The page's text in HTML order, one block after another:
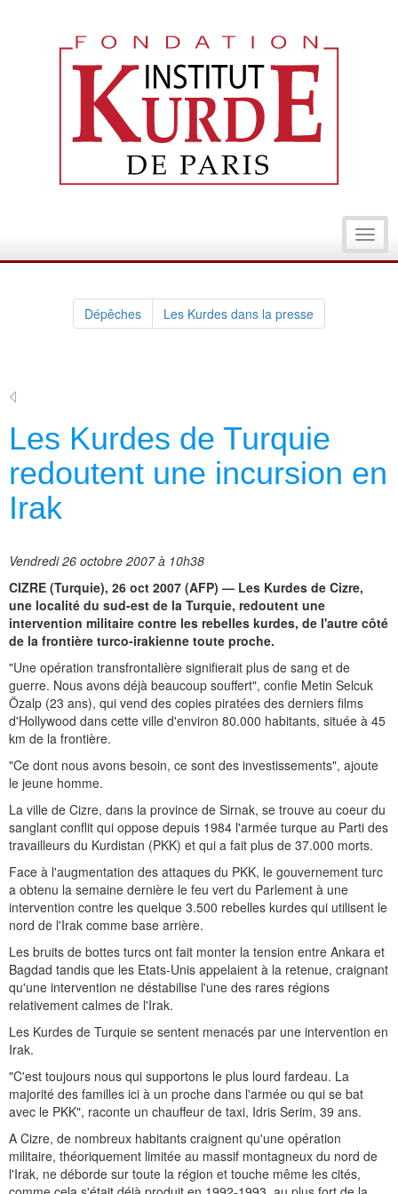
Dépêches Les Kurdes dans la presse
Les Kurdes de Turquie
redoutent une incursion en
Irak
Vendredi 26 octobre 2007 à 10h38
CIZRE (Turquie), 26 oct 2007 (AFP) — Les Kurdes de Cizre,
une localité du sud-est de la Turquie, redoutent une
intervention militaire contre les rebelles kurdes, de l'autre côté
de la frontière turco-irakienne toute proche.
"Une opération transfrontalière signifierait plus de sang et de
guerre. Nous avons déjà beaucoup souffert", confie Metin Selcuk
Özalp (23 ans), qui vend des copies piratées des derniers films
d'Hollywood dans cette ville d'environ 80.000 habitants, située à 45
km de la frontière.
"Ce dont nous avons besoin, ce sont des investissements", ajoute
le jeune homme.
La ville de Cizre, dans la province de Sirnak, se trouve au coeur du
sanglant conflit qui oppose depuis 1984 l'armée turque au Parti des
travailleurs du Kurdistan (PKK) et qui a fait plus de 37.000 morts.
Face à l'augmentation des attaques du PKK, le gouvernement turc
a obtenu la semaine dernière le feu vert du Parlement à une
intervention contre les quelque 3.500 rebelles kurdes qui utilisent le
nord de l'Irak comme base arrière.
Les bruits de bottes turcs ont fait monter la tension entre Ankara et
Bagdad tandis que les Etats-Unis appelaient à la retenue, craignant
qu'une intervention ne déstabilise l'une des rares régions
relativement calmes de l'Irak.
Les Kurdes de Turquie se sentent menacés par une intervention en
Irak.
"C'est toujours nous qui supportons le plus lourd fardeau. La
majorité des familles ici à un proche dans l'armée ou qui se bat
avec le PKK", raconte un chauffeur de taxi, Idris Serim, 39 ans.
A Cizre, de nombreux habitants craignent qu'une opération
militaire, théoriquement limitée au massif montagneux du nord de
l'Irak, ne déborde sur toute la région et touche même les cités,